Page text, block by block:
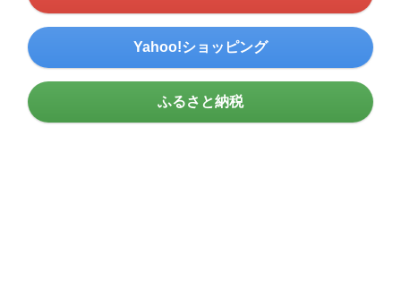
Yahoo!ショッピング
ふるさと納税